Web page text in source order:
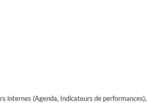
(Agenda, Indicateurs de performances), Vidéos